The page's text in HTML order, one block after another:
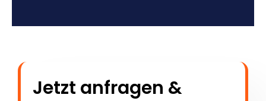
Jetzt anfragen &